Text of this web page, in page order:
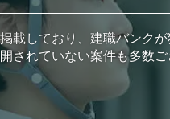
載しており、建職バンクが
されていない案件も多数ご